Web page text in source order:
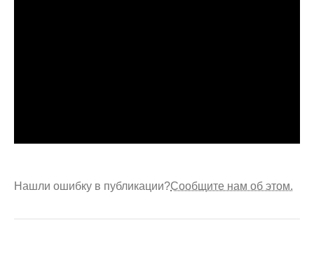
Нашли ошибку в публикации?Сообщите нам об этом.